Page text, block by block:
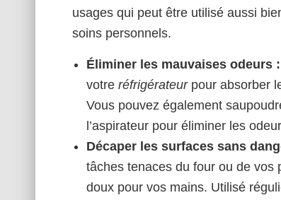
usages qui peut être utilisé aussi
soins personnels.
Éliminer les mauvaises odeurs :
votre réfrigérateurpour absorber
Vous pouvez également
l’aspirateur pour éliminer les
Décaper les surfaces sans
tâches tenaces du four ou de vos
doux pour vos mains. Utilisé